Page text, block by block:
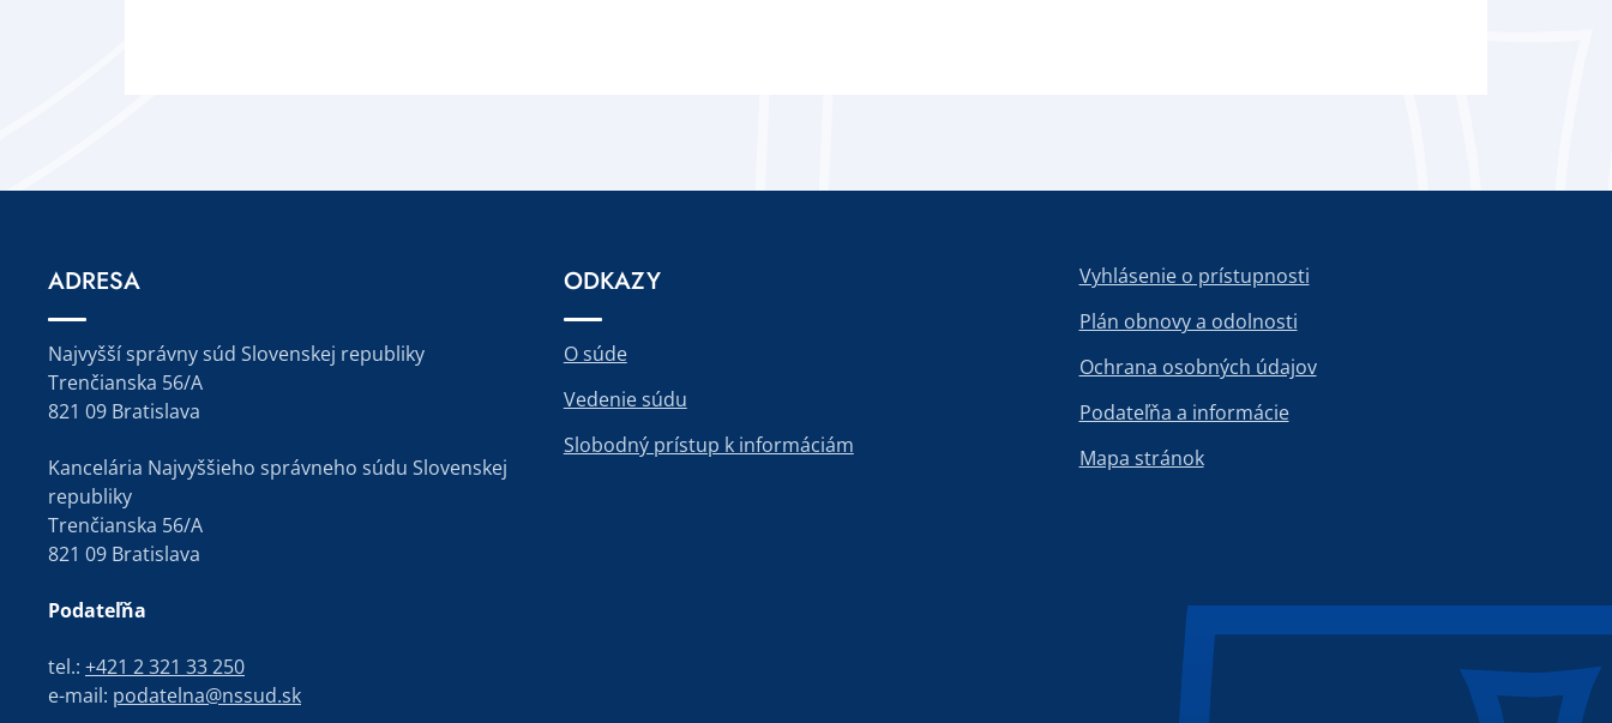
ADRESA
Najvyšší správny súd Slovenskej republiky
Trenčianska 56/A
821 09 Bratislava
Kancelária Najvyššieho správneho súdu Slovenskej
republiky
Trenčianska 56/A
821 09 Bratislava
Podateľňa
tel.: +421 2 321 33 250
e-mail: podatelna@nssud.sk
ODKAZY
O súde
Vedenie súdu
Slobodný prístup k informáciám
Vyhlásenie o prístupnosti
Plán obnovy a odolnosti
Ochrana osobných údajov
Podateľňa a informácie
Mapa stránok